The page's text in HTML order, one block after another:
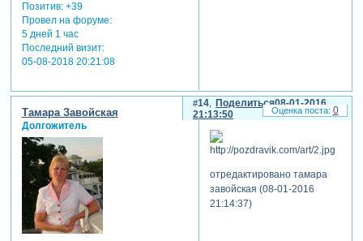
Позитив: +39
Провел на форуме:
5 дней 1 час
Последний визит:
05-08-2018 20:21:08
Поделиться
14
08-01-2016
21:13:50
Тамара Завойская
Долгожитель
отредактировано тамара
завойская (08-01-2016
21:14:37)
0